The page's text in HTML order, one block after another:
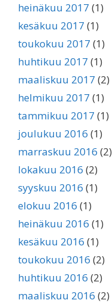
heinäkuu 2017 (1)
kesäkuu 2017 (1)
toukokuu 2017 (1)
huhtikuu 2017 (1)
maaliskuu 2017 (2)
helmikuu 2017 (1)
tammikuu 2017 (1)
joulukuu 2016 (1)
marraskuu 2016 (2)
lokakuu 2016 (2)
syyskuu 2016 (1)
elokuu 2016 (1)
heinäkuu 2016 (1)
kesäkuu 2016 (1)
toukokuu 2016 (2)
huhtikuu 2016 (2)
maaliskuu 2016 (2)